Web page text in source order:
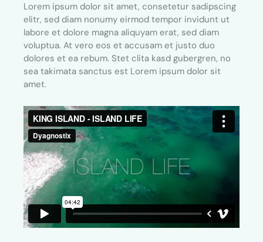
Lorem ipsum dolor sit amet, consetetur sadipscing
elitr, sed diam nonumy eirmod tempor invidunt ut
labore et dolore magna aliquyam erat, sed diam
voluptua. At vero eos et accusam et justo duo
dolores et ea rebum. Stet clita kasd gubergren, no
sea takimata sanctus est Lorem ipsum dolor sit
amet.